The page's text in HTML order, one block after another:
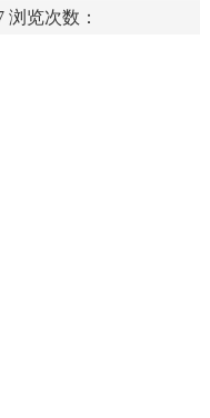
浏览次数：